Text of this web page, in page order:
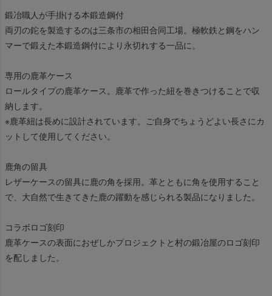
鍛冶職人が手掛ける本鍛造鋼付
両刃の鉈を製造するのは三条市の相田合同工場。極軟鉄と鋼をハン
マーで鍛えた本鍛造鋼付により永切れする一品に。
専用の鹿革ケース
ロールタイプの鹿革ケース。鹿革で作った紐を巻きつけることで収
納します。
※鹿革紐は長めに設計されています。ご自身でちょうどよい長さにカ
ットして使用してください。
鹿角の留具
レザーケースの留具に鹿の角を採用。革とともに角を使用すること
で、大自然で生きてきた鹿の躍動を感じられる製品になりました。
コラボロゴ刻印
鹿革ケースの表面におぜしかプロジェクトと村の鍛冶屋のロゴ刻印
を配しました。